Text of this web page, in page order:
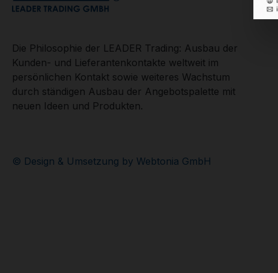
Die Philosophie der LEADER Trading: Ausbau der
Kunden- und Lieferantenkontakte weltweit im
persönlichen Kontakt sowie weiteres Wachstum
durch ständigen Ausbau der Angebotspalette mit
neuen Ideen und Produkten.
© Design & Umsetzung by Webtonia GmbH